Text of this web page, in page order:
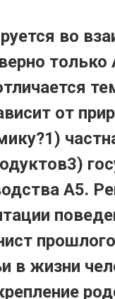
во
только
от
А5.
в жизни